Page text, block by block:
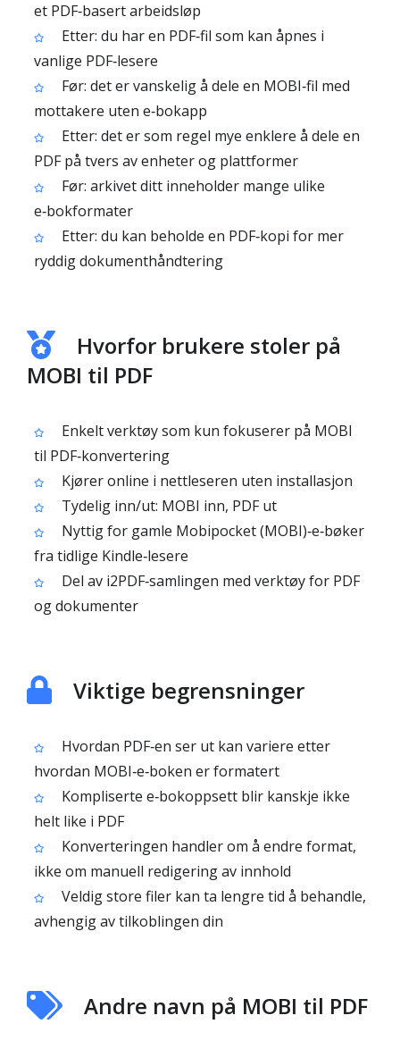
et PDF‑basert arbeidsløp
Etter: du har en PDF‑fil som kan åpnes i
vanlige PDF‑lesere
Før: det er vanskelig å dele en MOBI‑fil med
mottakere uten e‑bokapp
Etter: det er som regel mye enklere å dele en
PDF på tvers av enheter og plattformer
Før: arkivet ditt inneholder mange ulike
e‑bokformater
Etter: du kan beholde en PDF‑kopi for mer
ryddig dokumenthåndtering
Hvorfor brukere stoler på
MOBI til PDF
Enkelt verktøy som kun fokuserer på MOBI
til PDF‑konvertering
Kjører online i nettleseren uten installasjon
Tydelig inn/ut: MOBI inn, PDF ut
Nyttig for gamle Mobipocket (MOBI)‑e‑bøker
fra tidlige Kindle‑lesere
Del av i2PDF‑samlingen med verktøy for PDF
og dokumenter
Viktige begrensninger
Hvordan PDF‑en ser ut kan variere etter
hvordan MOBI‑e‑boken er formatert
Kompliserte e‑bokoppsett blir kanskje ikke
helt like i PDF
Konverteringen handler om å endre format,
ikke om manuell redigering av innhold
Veldig store filer kan ta lengre tid å behandle,
avhengig av tilkoblingen din
Andre navn på MOBI til PDF